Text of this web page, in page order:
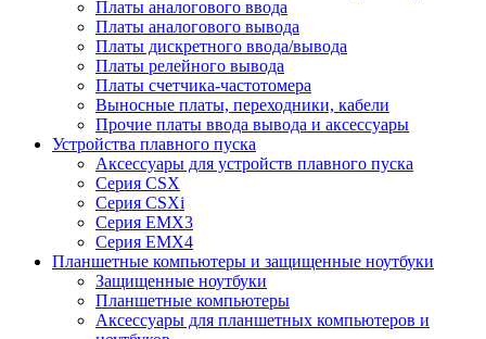
Платы аналогового ввода
Платы аналогового вывода
Платы дискретного ввода/вывода
Платы релейного вывода
Платы счетчика-частотомера
Выносные платы, переходники, кабели
Прочие платы ввода вывода и аксессуары
Устройства плавного пуска
Аксессуары для устройств плавного пуска
Серия CSX
Серия CSXi
Серия EMX3
Серия EMX4
Планшетные компьютеры и защищенные ноутбуки
Защищенные ноутбуки
Планшетные компьютеры
Аксессуары для планшетных компьютеров и